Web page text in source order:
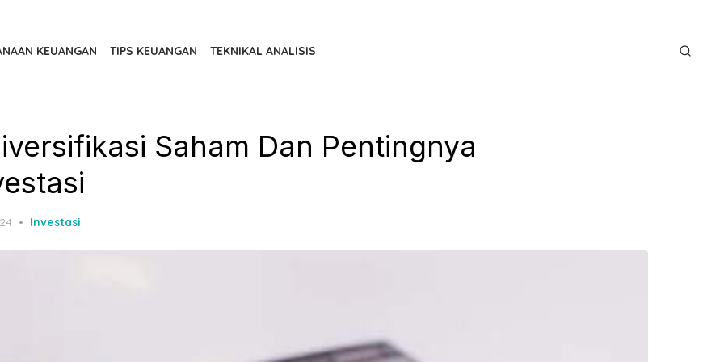
KEUANGAN TIPS KEUANGAN TEKNIKAL ANALISIS
Saham Dan Pentingnya
Investasi